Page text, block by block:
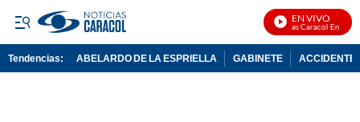
EN VIVO
Noticias Caracol En Vivo
Tendencias: ABELARDO DE LA ESPRIELLA GABINETE ACCIDENTE